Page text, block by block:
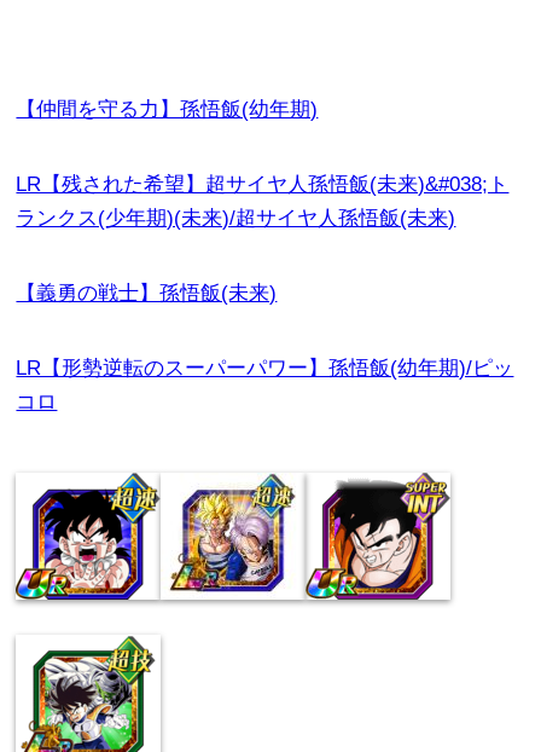
【仲間を守る力】孫悟飯(幼年期)
LR【残された希望】超サイヤ人孫悟飯(未来)&#038;ト
ランクス(少年期)(未来)/超サイヤ人孫悟飯(未来)
【義勇の戦士】孫悟飯(未来)
LR【形勢逆転のスーパーパワー】孫悟飯(幼年期)/ピッ
コロ